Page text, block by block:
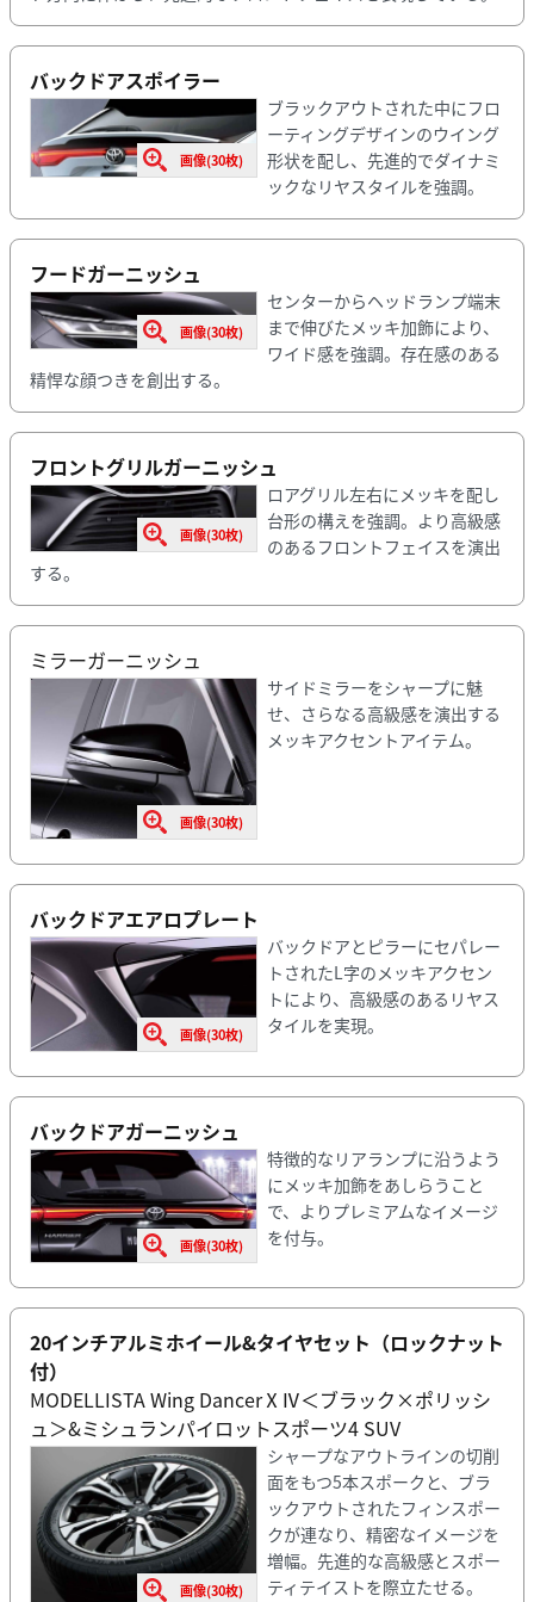
バックドアスポイラー
画像(30枚)
ブラックアウトされた中にフロ
ーティングデザインのウイング
形状を配し、先進的でダイナミ
ックなリヤスタイルを強調。
フードガーニッシュ
画像(30枚)
センターからヘッドランプ端末
まで伸びたメッキ加飾により、
ワイド感を強調。存在感のある
精悍な顔つきを創出する。
フロントグリルガーニッシュ
画像(30枚)
ロアグリル左右にメッキを配し
台形の構えを強調。より高級感
のあるフロントフェイスを演出
する。
ミラーガーニッシュ
画像(30枚)
サイドミラーをシャープに魅
せ、さらなる高級感を演出する
メッキアクセントアイテム。
バックドアエアロプレート
画像(30枚)
バックドアとピラーにセパレー
トされたL字のメッキアクセン
トにより、高級感のあるリヤス
タイルを実現。
バックドアガーニッシュ
画像(30枚)
特徴的なリアランプに沿うよう
にメッキ加飾をあしらうこと
で、よりプレミアムなイメージ
を付与。
20インチアルミホイール&タイヤセット（ロックナット
付）
MODELLISTA Wing DancerⅩⅣ＜ブラック×ポリッシ
ュ＞&ミシュランパイロットスポーツ4 SUV
画像(30枚)
シャープなアウトラインの切削
面をもつ5本スポークと、ブラ
ックアウトされたフィンスポー
クが連なり、精密なイメージを
増幅。先進的な高級感とスポー
ティテイストを際立たせる。